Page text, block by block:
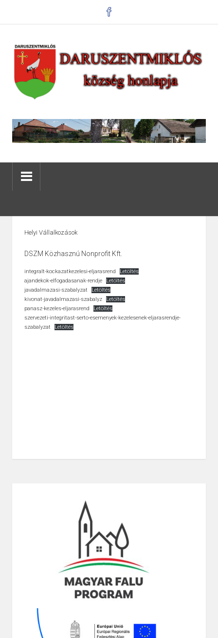
Helyi Vállalkozások
DSZM Közhasznú Nonprofit Kft.
integralt-kockazatkezelesi-eljarasrend
Letöltés
ajandekok-elfogadasanak-rendje
Letöltés
javadalmazasi-szabalyzat
Letöltés
kivonat-javadalmazasi-szabalyz
Letöltés
panasz-kezeles-eljarasrend
Letöltés
szervezeti-integritast-serto-esemenyek-kezelesenek-eljarasrendje-
szabalyzat
Letöltés